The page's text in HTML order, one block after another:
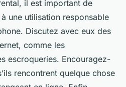
il est important de
une utilisation responsable
Discutez avec eux des
comme les
escroqueries. Encouragez-
rencontrent quelque chose